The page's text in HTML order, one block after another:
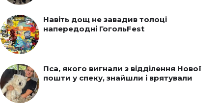
Навіть дощ не завадив толоці
напередодні ГогольFest
Пса, якого вигнали з відділення Нової
пошти у спеку, знайшли і врятували